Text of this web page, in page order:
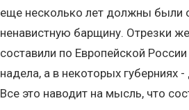
еще несколько лет должны были
ненавистную барщину. Отрезки
составили по Европейской
надела, а в некоторых губерниях
Все это наводит на мысль, что